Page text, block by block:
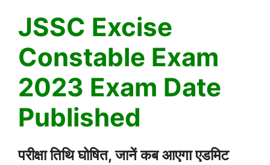
JSSC Excise
Constable Exam
2023 Exam Date
Published
परीक्षा तिथि घोषित, जानें कब आएगा एडमिट